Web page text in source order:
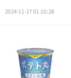
2024-11-27 01:10:28